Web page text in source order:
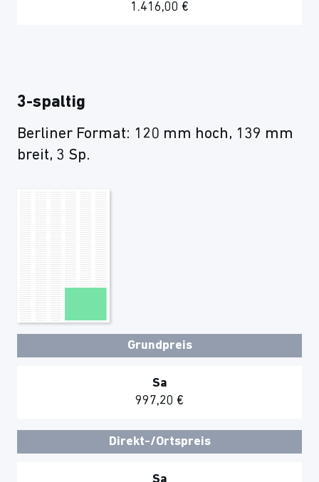
1.416,00 €
3-spaltig
Berliner Format: 120 mm hoch, 139 mm
breit, 3 Sp.
Grundpreis
Sa
997,20 €
Direkt-/Ortspreis